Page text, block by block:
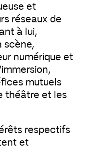
et
réseaux de
à lui,
scène,
numérique et
mutuels
théâtre et les
respectifs
et